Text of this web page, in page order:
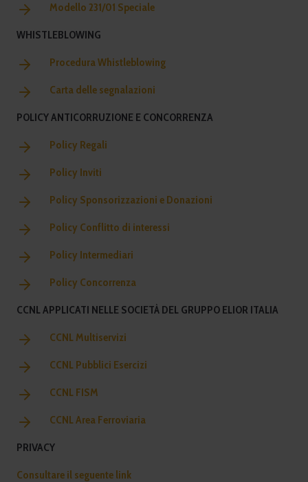
Modello 231/01 Speciale
WHISTLEBLOWING
Procedura Whistleblowing
Carta delle segnalazioni
POLICY ANTICORRUZIONE E CONCORRENZA
Policy Regali
Policy Inviti
Policy Sponsorizzazioni e Donazioni
Policy Conflitto di interessi
Policy Intermediari
Policy Concorrenza
CCNL APPLICATI NELLE SOCIETÀ DEL GRUPPO ELIOR ITALIA
CCNL Multiservizi
CCNL Pubblici Esercizi
CCNL FISM
CCNL Area Ferroviaria
PRIVACY
Consultare il seguente link